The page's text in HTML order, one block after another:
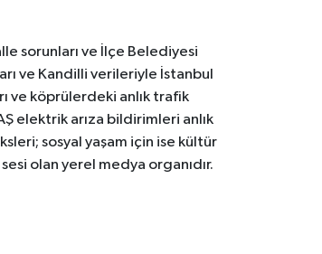
sorunları ve İlçe Belediyesi
ve Kandilli verileriyle İstanbul
ve köprülerdeki anlık trafik
elektrik arıza bildirimleri anlık
sosyal yaşam için ise kültür
olan yerel medya organıdır.